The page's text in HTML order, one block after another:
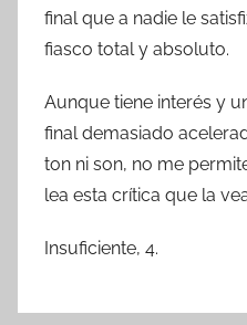
final que a nadie le
fiasco total y absoluto.
Aunque tiene interés y
final demasiado
ton ni son, no me
lea esta crítica que la
Insuficiente, 4.